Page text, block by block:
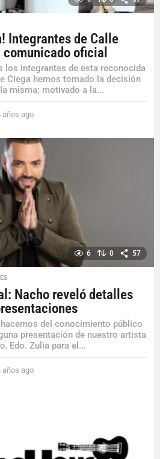
Integrantes de Calle
oficial
los integrantes de esta reconocida
Ciega hemos tomado la decisión
misma; motivado a la...
años ago
ñ
s
a
g
6 0 57
Nacho reveló detalles
del conocimiento público
presentación de nuestro artista
Edo. Zulia para el...
años ago
o